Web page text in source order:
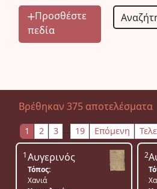
Προσθέστε
πεδία
Βρέθηκαν 375 αποτελέσματα
1 2 3 ... 19 Επόμενη
1Αυγερινός
Τόπος:
Χανιά
2